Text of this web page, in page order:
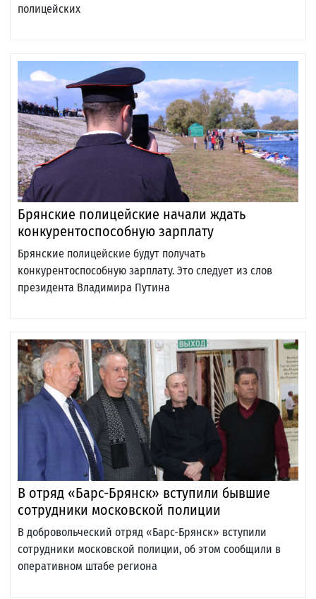
полицейских
Брянские полицейские начали ждать
конкурентоспособную зарплату
Брянские полицейские будут получать
конкурентоспособную зарплату. Это следует из слов
президента Владимира Путина
В отряд «Барс-Брянск» вступили бывшие
сотрудники московской полиции
В добровольческий отряд «Барс-Брянск» вступили
сотрудники московской полиции, об этом сообщили в
оперативном штабе региона